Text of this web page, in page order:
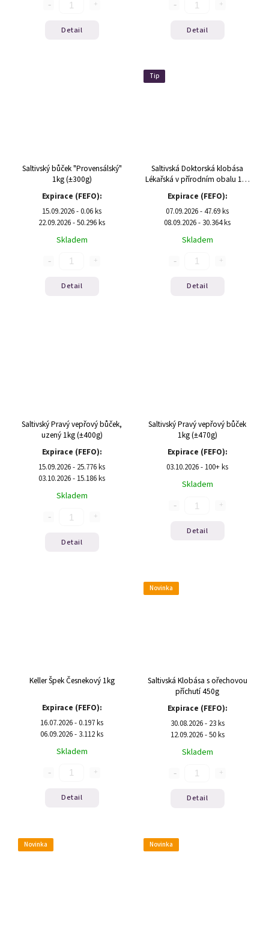
Detail Detail
Saltivský bůček "Provensálský"
1kg (±300g)
Expirace (FEFO):
15.09.2026 - 0.06 ks
22.09.2026 - 50.296 ks
Skladem
Detail
Tip
Saltivská Doktorská klobása
Lékařská v přírodním obalu 1kg
Expirace (FEFO):
07.09.2026 - 47.69 ks
08.09.2026 - 30.364 ks
Skladem
Detail
Saltivský Pravý vepřový bůček,
uzený 1kg (±400g)
Expirace (FEFO):
15.09.2026 - 25.776 ks
03.10.2026 - 15.186 ks
Skladem
Detail
Saltivský Pravý vepřový bůček
1kg (±470g)
Expirace (FEFO):
03.10.2026 - 100+ ks
Skladem
Detail
Keller Špek Česnekový 1kg
Expirace (FEFO):
16.07.2026 - 0.197 ks
06.09.2026 - 3.112 ks
Skladem
Detail
Novinka
Saltivská Klobása s ořechovou
příchutí 450g
Expirace (FEFO):
30.08.2026 - 23 ks
12.09.2026 - 50 ks
Skladem
Detail
Novinka Novinka